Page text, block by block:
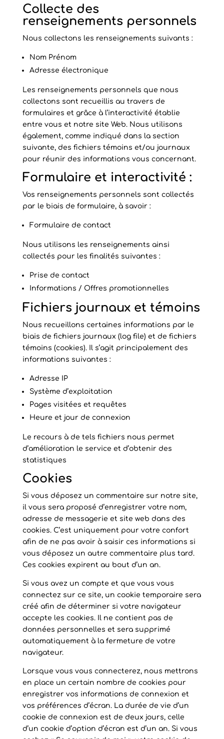
Collecte des
renseignements personnels
Nous collectons les renseignements suivants :
Nom Prénom
Adresse électronique
Les renseignements personnels que nous
collectons sont recueillis au travers de
formulaires et grâce à l’interactivité établie
entre vous et notre site Web. Nous utilisons
également, comme indiqué dans la section
suivante, des fichiers témoins et/ou journaux
pour réunir des informations vous concernant.
Formulaire et interactivité :
Vos renseignements personnels sont collectés
par le biais de formulaire, à savoir :
Formulaire de contact
Nous utilisons les renseignements ainsi
collectés pour les finalités suivantes :
Prise de contact
Informations / Offres promotionnelles
Fichiers journaux et témoins
Nous recueillons certaines informations par le
biais de fichiers journaux (log file) et de fichiers
témoins (cookies). Il s’agit principalement des
informations suivantes :
Adresse IP
Système d’exploitation
Pages visitées et requêtes
Heure et jour de connexion
Le recours à de tels fichiers nous permet
d’amélioration le service et d’obtenir des
statistiques
Cookies
Si vous déposez un commentaire sur notre site,
il vous sera proposé d’enregistrer votre nom,
adresse de messagerie et site web dans des
cookies. C’est uniquement pour votre confort
afin de ne pas avoir à saisir ces informations si
vous déposez un autre commentaire plus tard.
Ces cookies expirent au bout d’un an.
Si vous avez un compte et que vous vous
connectez sur ce site, un cookie temporaire sera
créé afin de déterminer si votre navigateur
accepte les cookies. Il ne contient pas de
données personnelles et sera supprimé
automatiquement à la fermeture de votre
navigateur.
Lorsque vous vous connecterez, nous mettrons
en place un certain nombre de cookies pour
enregistrer vos informations de connexion et
vos préférences d’écran. La durée de vie d’un
cookie de connexion est de deux jours, celle
d’un cookie d’option d’écran est d’un an. Si vous